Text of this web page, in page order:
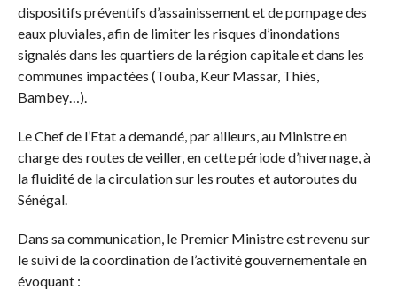
dispositifs préventifs d’assainissement et de pompage des
eaux pluviales, afin de limiter les risques d’inondations
signalés dans les quartiers de la région capitale et dans les
communes impactées (Touba, Keur Massar, Thiès,
Bambey…).
Le Chef de l’Etat a demandé, par ailleurs, au Ministre en
charge des routes de veiller, en cette période d’hivernage, à
la fluidité de la circulation sur les routes et autoroutes du
Sénégal.
Dans sa communication, le Premier Ministre est revenu sur
le suivi de la coordination de l’activité gouvernementale en
évoquant :